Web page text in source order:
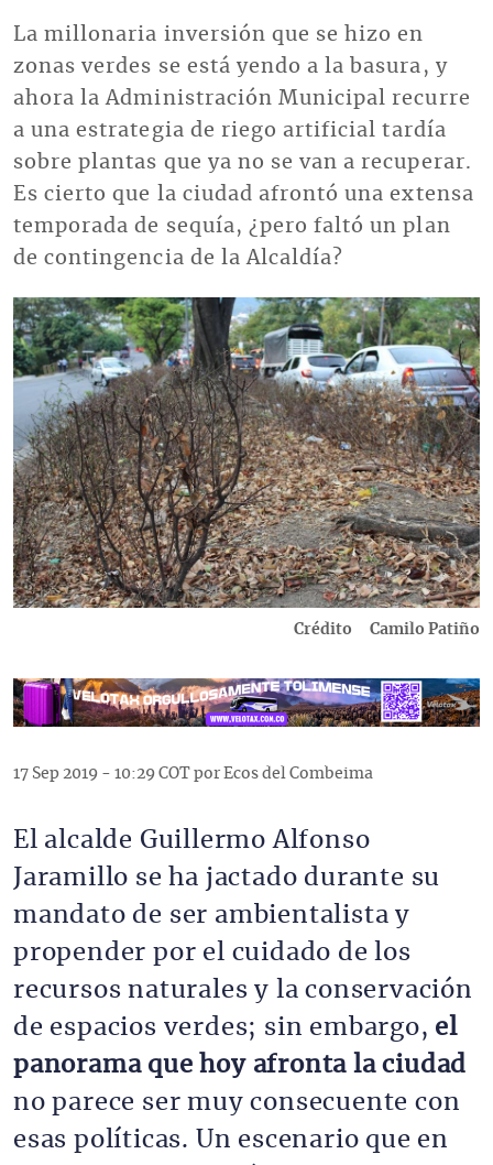
La millonaria inversión que se hizo en
zonas verdes se está yendo a la basura, y
ahora la Administración Municipal recurre
a una estrategia de riego artificial tardía
sobre plantas que ya no se van a recuperar.
Es cierto que la ciudad afrontó una extensa
temporada de sequía, ¿pero faltó un plan
de contingencia de la Alcaldía?
Imagen
Crédito Camilo Patiño
17 Sep 2019 - 10:29 COT por Ecos del Combeima
El alcalde Guillermo Alfonso
Jaramillo se ha jactado durante su
mandato de ser ambientalista y
propender por el cuidado de los
recursos naturales y la conservación
de espacios verdes; sin embargo, el
panorama que hoy afronta la ciudad
no parece ser muy consecuente con
esas políticas. Un escenario que en